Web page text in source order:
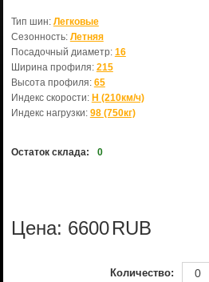
Тип шин: Легковые
Сезонность: Летняя
Посадочный диаметр: 16
Ширина профиля: 215
Высота профиля: 65
Индекс скорости: H (210км/ч)
Индекс нагрузки: 98 (750кг)
Остаток склада: 0
Цена: 6600RUB
Количество: